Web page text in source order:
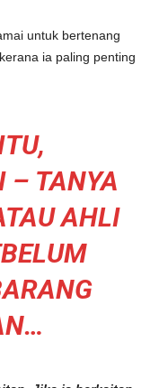
untuk bertenang
ia paling penting
– TANYA
AHLI